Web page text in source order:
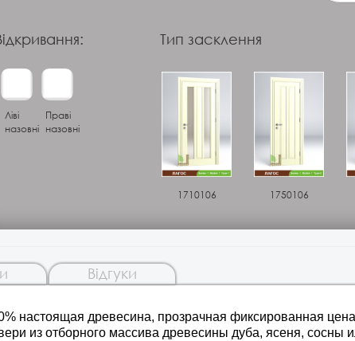
Ліві
назовні
Праві
назовні
Тип засклення
1710106 1750106
Відгуки
настоящая древесина, прозрачная фиксированная
из отборного массива древесины дуба, ясеня, сосны